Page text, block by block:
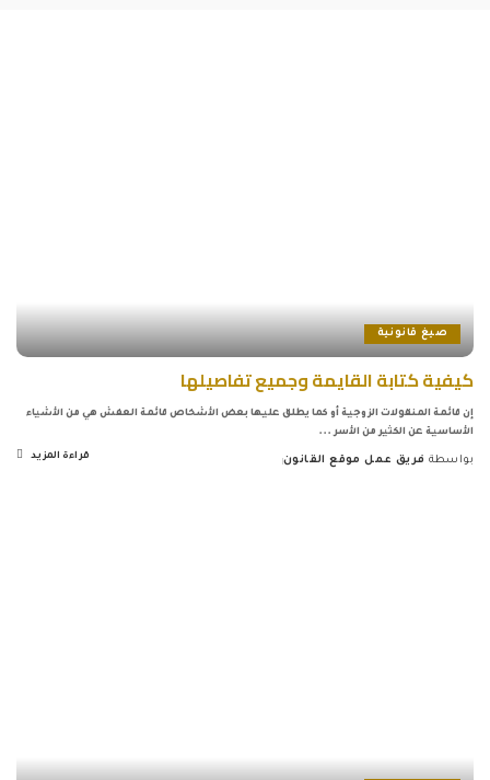
صيغ قانونية
كيفية كتابة القايمة وجميع تفاصيلها
إن قائمة المنقولات الزوجية أو كما يطلق عليها بعض الأشخاص قائمة العفش هي من الأشياء
الأساسية عن الكثير من الأسر ...
بواسطة فريق عمل موقع القانون قراءة المزيد